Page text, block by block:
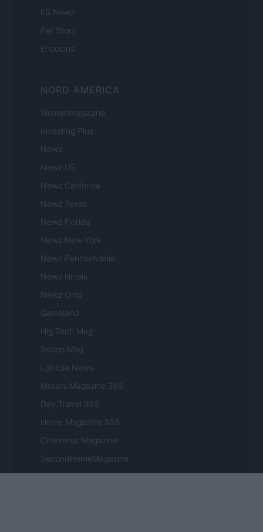
ES Newz
Pet Story
Encocina
NORD AMERICA
Womanmagazine
Investing Plus
Newz
Newz US
Newz California
Newz Texas
Newz Florida
Newz New York
Newz Pennsylvania
Newz Illinois
Newz Ohio
Gameland
Hig Tech Mag
Scoop Mag
Lgbtqia News
Motors Magazine 365
Day Travel 365
Home Magazine 365
Cineverse Magazine
SecondHomeMagazine